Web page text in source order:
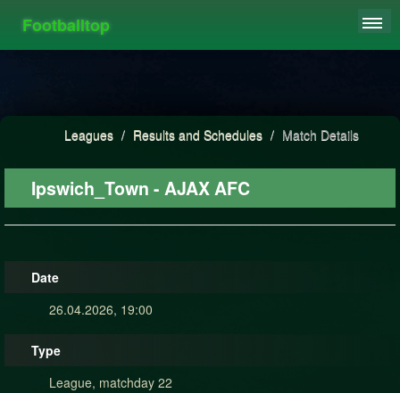
Footballtop
HIGHSCORE
Leagues / Results and Schedules / Match Details
Ipswich_Town - AJAX AFC
Date
26.04.2026, 19:00
Type
League, matchday 22